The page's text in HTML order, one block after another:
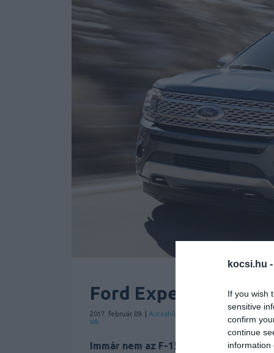
kocsi.hu -
If you wish
sensitive
confirm
continue
information
Ford Expedition –
2017. február 09. | Autóshír
V8
Immár nem az F-150-es az egyetlen